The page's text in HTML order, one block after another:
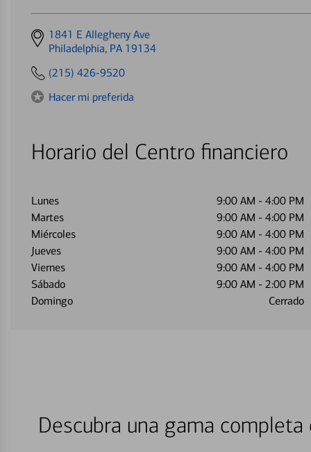
Get
directions
1841 E Allegheny Ave
Philadelphia, PA 19134
(215) 426-9520
Hacer mi preferida
Horario del Centro financiero
Lunes 9:00 AM - 4:00 PM
Martes
9:00 AM - 4:00 PM
Miércoles
9:00 AM - 4:00 PM
Jueves
9:00 AM - 4:00 PM
Viernes
9:00 AM - 4:00 PM
Sábado
9:00 AM - 2:00 PM
Domingo
Cerrado
Descubra una gama